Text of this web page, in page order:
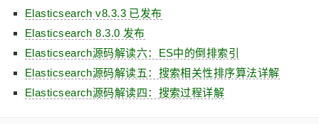
Elasticsearch v8.3.3 已发布
Elasticsearch 8.3.0 发布
Elasticsearch源码解读六：ES中的倒排索引
Elasticsearch源码解读五：搜索相关性排序算法详解
Elasticsearch源码解读四：搜索过程详解